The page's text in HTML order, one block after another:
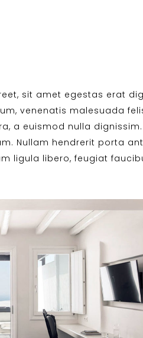
sit amet egestas erat
venenatis malesuada
a euismod nulla
Nullam hendrerit porta
ligula libero, feugiat